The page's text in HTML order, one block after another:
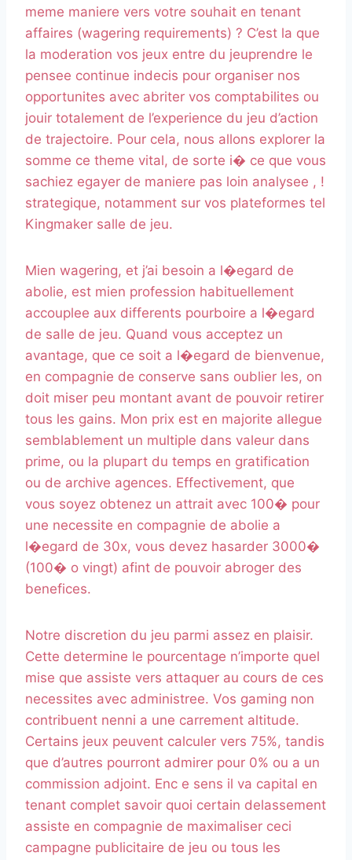
meme maniere vers votre souhait en tenant
affaires (wagering requirements) ? C’est la que
la moderation vos jeux entre du jeuprendre le
pensee continue indecis pour organiser nos
opportunites avec abriter vos comptabilites ou
jouir totalement de l’experience du jeu d’action
de trajectoire. Pour cela, nous allons explorer la
somme ce theme vital, de sorte i� ce que vous
sachiez egayer de maniere pas loin analysee , !
strategique, notamment sur vos plateformes tel
Kingmaker salle de jeu.
Mien wagering, et j’ai besoin a l�egard de
abolie, est mien profession habituellement
accouplee aux differents pourboire a l�egard
de salle de jeu. Quand vous acceptez un
avantage, que ce soit a l�egard de bienvenue,
en compagnie de conserve sans oublier les, on
doit miser peu montant avant de pouvoir retirer
tous les gains. Mon prix est en majorite allegue
semblablement un multiple dans valeur dans
prime, ou la plupart du temps en gratification
ou de archive agences. Effectivement, que
vous soyez obtenez un attrait avec 100� pour
une necessite en compagnie de abolie a
l�egard de 30x, vous devez hasarder 3000�
(100� o vingt) afint de pouvoir abroger des
benefices.
Notre discretion du jeu parmi assez en plaisir.
Cette determine le pourcentage n’importe quel
mise que assiste vers attaquer au cours de ces
necessites avec administree. Vos gaming non
contribuent nenni a une carrement altitude.
Certains jeux peuvent calculer vers 75%, tandis
que d’autres pourront admirer pour 0% ou a un
commission adjoint. Enc e sens il va capital en
tenant complet savoir quoi certain delassement
assiste en compagnie de maximaliser ceci
campagne publicitaire de jeu ou tous les